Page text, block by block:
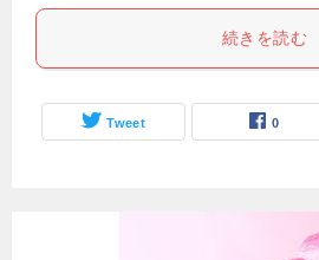
続きを読む
Tweet 0